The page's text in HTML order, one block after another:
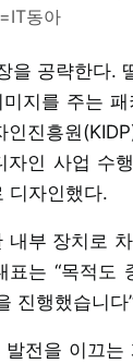
동아
을 공략한다.
지를 주는
진흥원
인 사업 수
디자인했다.
부 장치로
는 “목적도
진행했습니다
전을 이끄